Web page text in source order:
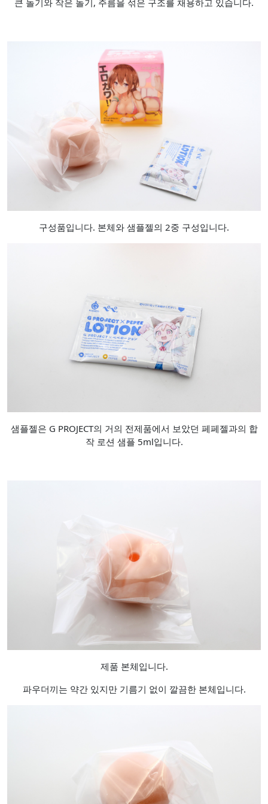
큰 돌기와 작은 돌기, 주름을 섞은 구조를 채용하고 있습니다.
구성품입니다. 본체와 샘플젤의 2중 구성입니다.
샘플젤은 G PROJECT의 거의 전제품에서 보았던 페페젤과의 합
작 로션 샘플 5ml입니다.
제품 본체입니다.
파우더끼는 약간 있지만 기름기 없이 깔끔한 본체입니다.